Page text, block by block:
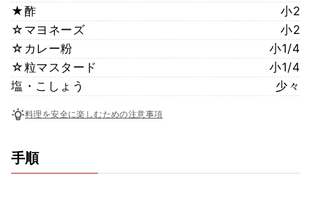
★酢
小2
☆マヨネーズ
小2
☆カレー粉
小1/4
☆粒マスタード
小1/4
塩・こしょう
少々
料理を安全に楽しむための注意事項
手順